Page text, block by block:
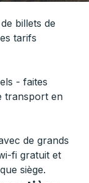
billets de
tarifs
- faites
transport en
de grands
fi gratuit et
siège.